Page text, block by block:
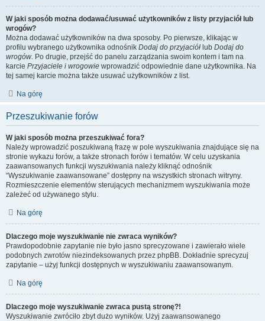
W jaki sposób można dodawać/usuwać użytkowników z listy przyjaciół lub
wrogów?
Można dodawać użytkowników na dwa sposoby. Po pierwsze, klikając w
profilu wybranego użytkownika odnośnik Dodaj do przyjaciół lub Dodaj do
wrogów. Po drugie, przejść do panelu zarządzania swoim kontem i tam na
karcie Przyjaciele i wrogowie wprowadzić odpowiednie dane użytkownika. Na
tej samej karcie można także usuwać użytkowników z list.
Na górę
Przeszukiwanie forów
W jaki sposób można przeszukiwać fora?
Należy wprowadzić poszukiwaną frazę w pole wyszukiwania znajdujące się na
stronie wykazu forów, a także stronach forów i tematów. W celu uzyskania
zaawansowanych funkcji wyszukiwania należy kliknąć odnośnik
“Wyszukiwanie zaawansowane” dostępny na wszystkich stronach witryny.
Rozmieszczenie elementów sterujących mechanizmem wyszukiwania może
zależeć od używanego stylu.
Na górę
Dlaczego moje wyszukiwanie nie zwraca wyników?
Prawdopodobnie zapytanie nie było jasno sprecyzowane i zawierało wiele
podobnych zwrotów niezindeksowanych przez phpBB. Dokładnie sprecyzuj
zapytanie – użyj funkcji dostępnych w wyszukiwaniu zaawansowanym.
Na górę
Dlaczego moje wyszukiwanie zwraca pustą stronę?!
Wyszukiwanie zwróciło zbyt dużo wyników. Użyj zaawansowanego